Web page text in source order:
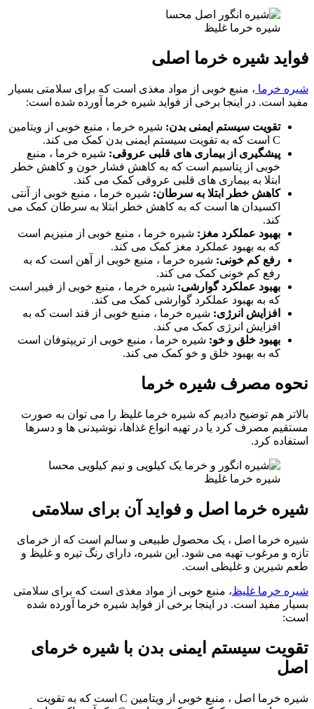
شیره خرما غلیظ
فواید شیره خرما اصلی
شیره خرما ، منبع خوبی از مواد مغذی است که برای سلامتی بسیار
مفید است. در اینجا برخی از فواید شیره خرما آورده شده است:
تقویت سیستم ایمنی بدن: شیره خرما ، منبع خوبی از ویتامین
C است که به تقویت سیستم ایمنی بدن کمک می کند.
پیشگیری از بیماری های قلبی عروقی: شیره خرما ، منبع
خوبی از پتاسیم است که به کاهش فشار خون و کاهش خطر
ابتلا به بیماری های قلبی عروقی کمک می کند.
کاهش خطر ابتلا به سرطان: شیره خرما ، منبع خوبی از آنتی
اکسیدان ها است که به کاهش خطر ابتلا به سرطان کمک می
کند.
بهبود عملکرد مغز: شیره خرما ، منبع خوبی از منیزیم است
که به بهبود عملکرد مغز کمک می کند.
رفع کم خونی: شیره خرما ، منبع خوبی از آهن است که به
رفع کم خونی کمک می کند.
بهبود عملکرد گوارشی: شیره خرما ، منبع خوبی از فیبر است
که به بهبود عملکرد گوارشی کمک می کند.
افزایش انرژی: شیره خرما ، منبع خوبی از قند است که به
افزایش انرژی کمک می کند.
بهبود خلق و خو: شیره خرما ، منبع خوبی از تریپتوفان است
که به بهبود خلق و خو کمک می کند.
نحوه مصرف شیره خرما
بالاتر هم توضیح دادیم که شیره خرما غلیظ را می توان به صورت
مستقیم مصرف کرد یا در تهیه انواع غذاها، نوشیدنی ها و دسرها
استفاده کرد.
شیره خرما غلیظ
شیره خرما اصل و فواید آن برای سلامتی
شیره خرما اصل ، یک محصول طبیعی و سالم است که از خرمای
تازه و مرغوب تهیه می شود. این شیره، دارای رنگ تیره و غلیظ و
طعم شیرین و غلیظی است.
شیره خرما غلیظ، منبع خوبی از مواد مغذی است که برای سلامتی
بسیار مفید است. در اینجا برخی از فواید شیره خرما آورده شده
است:
تقویت سیستم ایمنی بدن با شیره خرمای
اصل
شیره خرما اصل ، منبع خوبی از ویتامین C است که به تقویت